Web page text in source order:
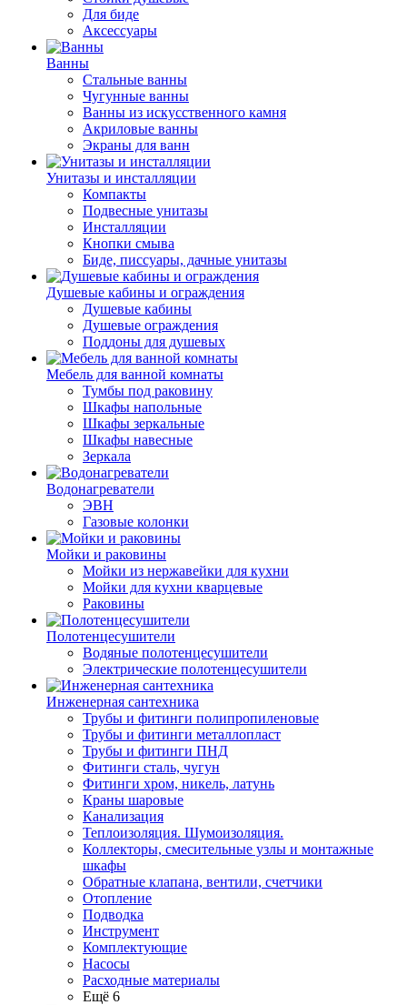
Для биде
Аксессуары
Ванны
Стальные ванны
Чугунные ванны
Ванны из искусственного камня
Акриловые ванны
Экраны для ванн
Унитазы и инсталляции
Компакты
Подвесные унитазы
Инсталляции
Кнопки смыва
Биде, писсуары, дачные унитазы
Душевые кабины и ограждения
Душевые кабины
Душевые ограждения
Поддоны для душевых
Мебель для ванной комнаты
Тумбы под раковину
Шкафы напольные
Шкафы зеркальные
Шкафы навесные
Зеркала
Водонагреватели
ЭВН
Газовые колонки
Мойки и раковины
Мойки из нержавейки для кухни
Мойки для кухни кварцевые
Раковины
Полотенцесушители
Водяные полотенцесушители
Электрические полотенцесушители
Инженерная сантехника
Трубы и фитинги полипропиленовые
Трубы и фитинги металлопласт
Трубы и фитинги ПНД
Фитинги сталь, чугун
Фитинги хром, никель, латунь
Краны шаровые
Канализация
Теплоизоляция. Шумоизоляция.
Коллекторы, смесительные узлы и монтажные
шкафы
Обратные клапана, вентили, счетчики
Отопление
Подводка
Инструмент
Комплектующие
Насосы
Расходные материалы
Ещё 6